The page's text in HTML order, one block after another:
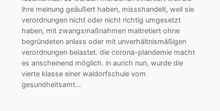
ihre meinung geäußert haben, missshandelt, weil sie
verordnungen nicht oder nicht richtig umgesetzt
haben, mit zwangsmaßnahmen maltretiert ohne
begründeten anlass oder mit unverhältnismäßigen
verordnungen belastet. die corona-plandemie macht
es anscheinend möglich. in aurich nun, wurde die
vierte klasse einer waldorfschule vom
gesundheitsamt…